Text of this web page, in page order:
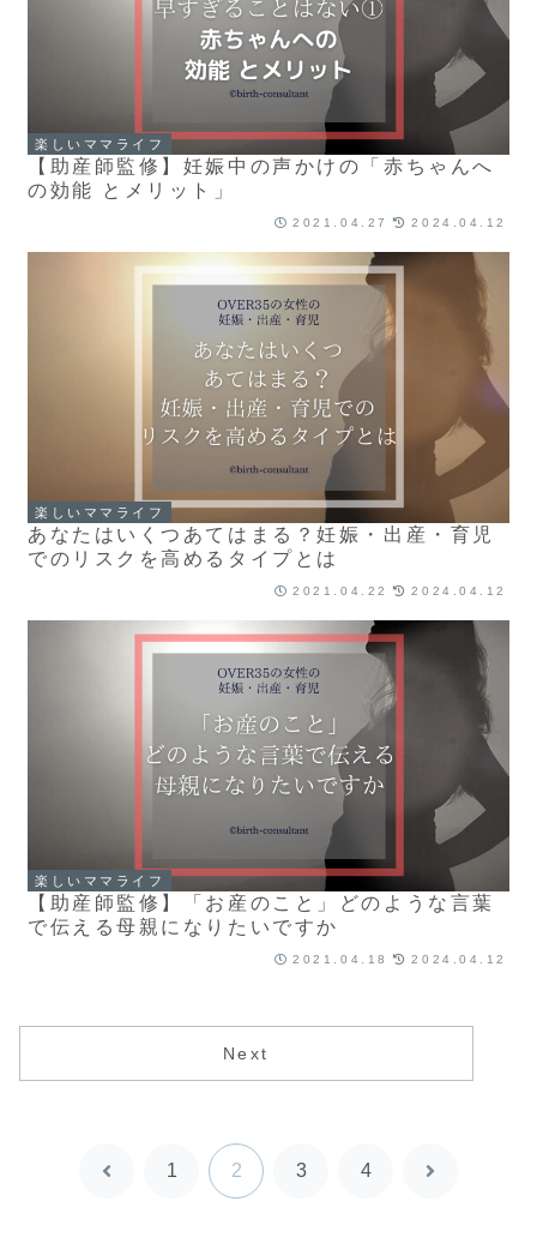
楽しいママライフ
【助産師監修】妊娠中の声かけの「赤ちゃんへ
の効能 とメリット」
2021.04.27 2024.04.12
楽しいママライフ
あなたはいくつあてはまる？妊娠・出産・育児
でのリスクを高めるタイプとは
2021.04.22 2024.04.12
楽しいママライフ
【助産師監修】「お産のこと」どのような言葉
で伝える母親になりたいですか
2021.04.18 2024.04.12
Next
前
1 2 3 4
次